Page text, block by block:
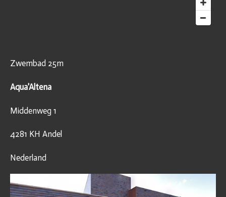
Zwembad 25m
Aqua'Altena
Middenweg 1
4281 KH Andel
Nederland